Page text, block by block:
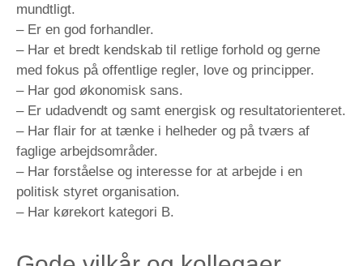
mundtligt.
– Er en god forhandler.
– Har et bredt kendskab til retlige forhold og gerne
med fokus på offentlige regler, love og principper.
– Har god økonomisk sans.
– Er udadvendt og samt energisk og resultatorienteret.
– Har flair for at tænke i helheder og på tværs af
faglige arbejdsområder.
– Har forståelse og interesse for at arbejde i en
politisk styret organisation.
– Har kørekort kategori B.